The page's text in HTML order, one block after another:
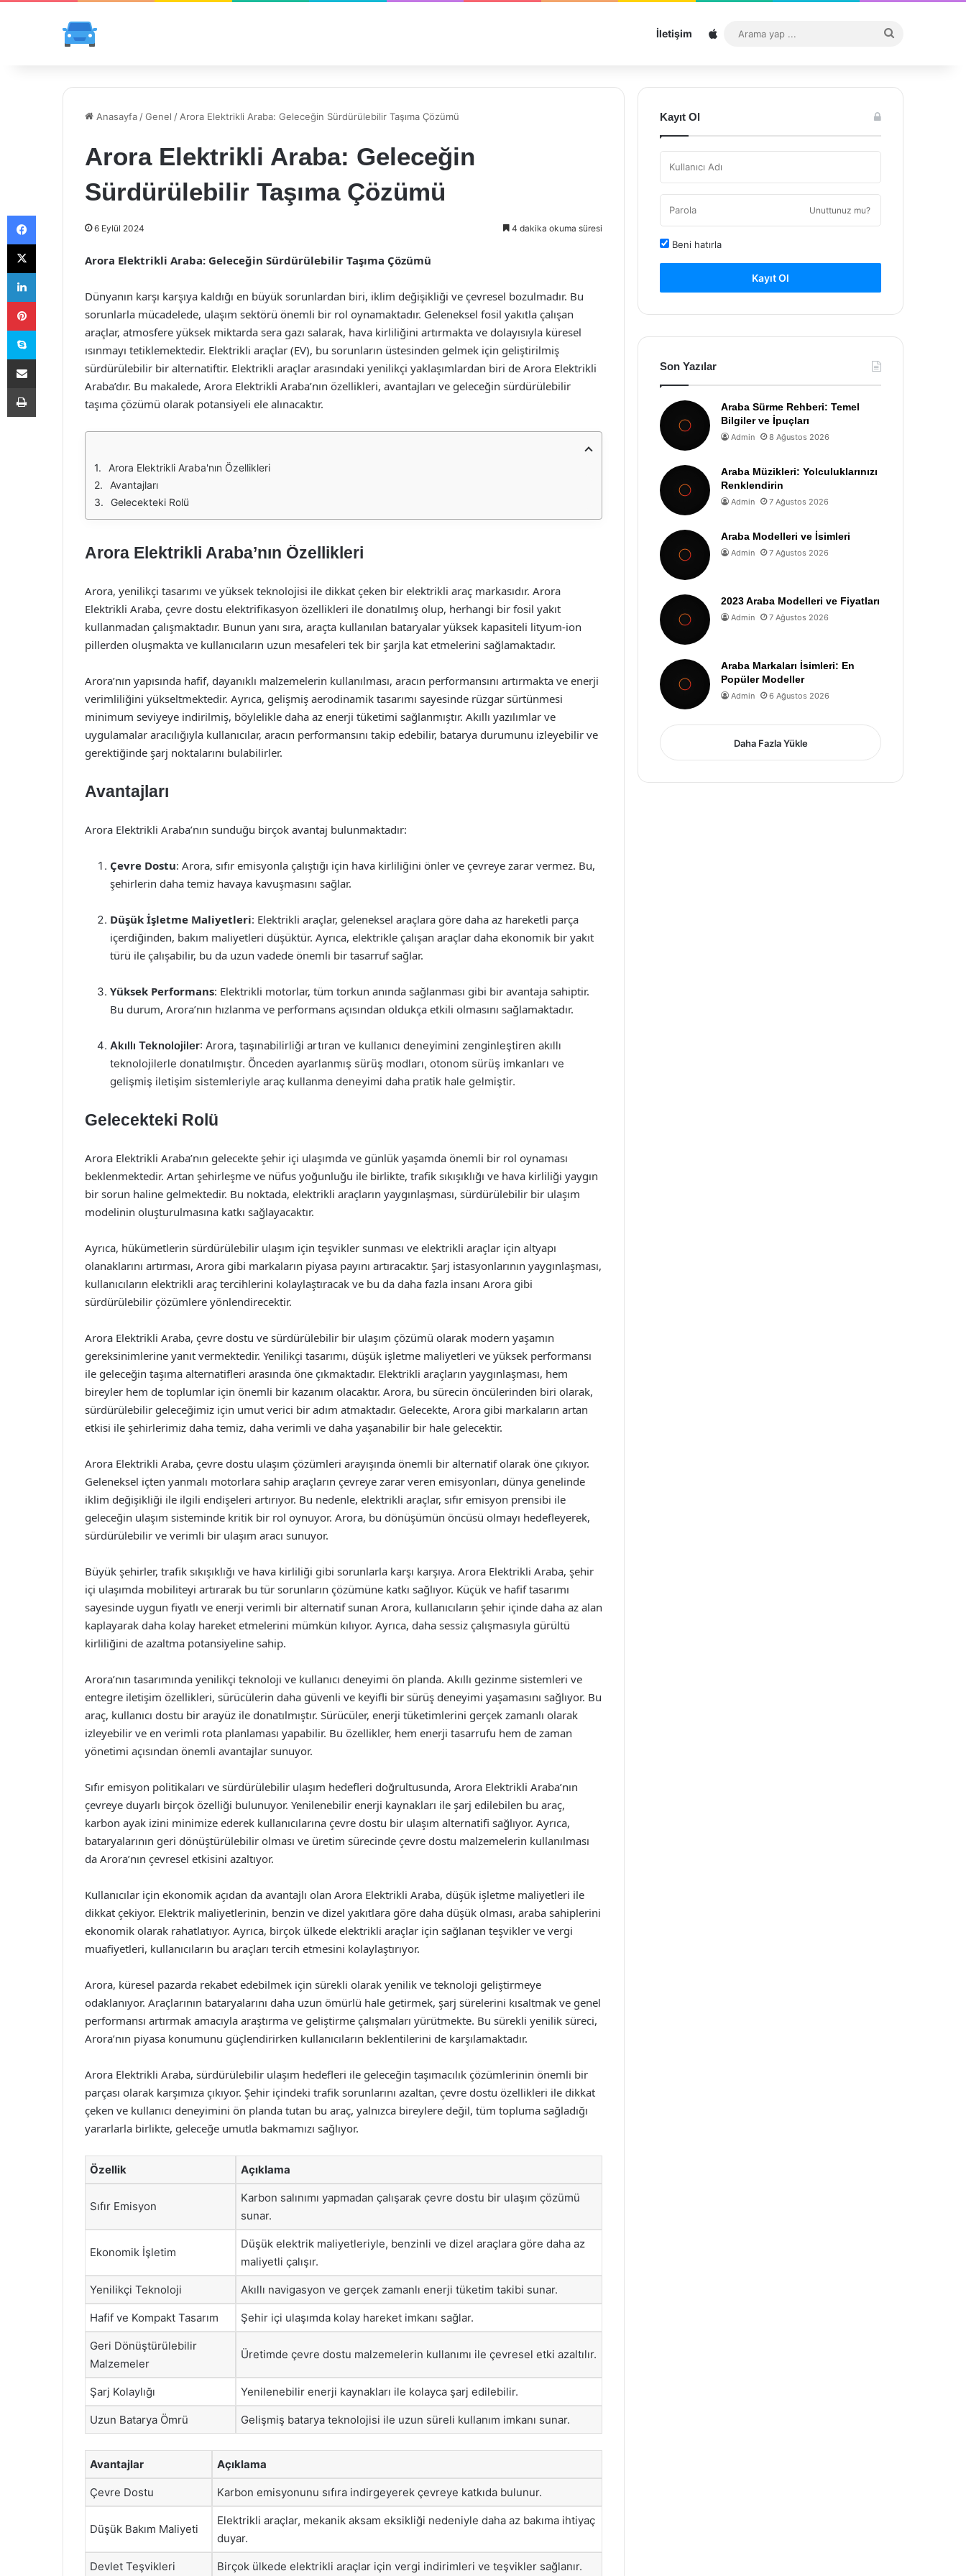
İletişim Sitemap
...
Anasayfa /Genel / Arora Elektrikli Araba: Geleceğin Sürdürülebilir Taşıma Çözümü
Arora Elektrikli Araba: Geleceğin
Sürdürülebilir Taşıma Çözümü
6 Eylül 2024 4 dakika okuma süresi
Arora Elektrikli Araba: Geleceğin Sürdürülebilir Taşıma Çözümü
Dünyanın karşı karşıya kaldığı en büyük sorunlardan biri, iklim değişikliği ve çevresel bozulmadır. Bu
sorunlarla mücadelede, ulaşım sektörü önemli bir rol oynamaktadır. Geleneksel fosil yakıtla çalışan
araçlar, atmosfere yüksek miktarda sera gazı salarak, hava kirliliğini artırmakta ve dolayısıyla küresel
ısınmayı tetiklemektedir. Elektrikli araçlar (EV), bu sorunların üstesinden gelmek için geliştirilmiş
sürdürülebilir bir alternatiftir. Elektrikli araçlar arasındaki yenilikçi yaklaşımlardan biri de Arora Elektrikli
Araba’dır. Bu makalede, Arora Elektrikli Araba’nın özellikleri, avantajları ve geleceğin sürdürülebilir
taşıma çözümü olarak potansiyeli ele alınacaktır.
Arora Elektrikli Araba'nın Özellikleri
Avantajları
Gelecekteki Rolü
Arora Elektrikli Araba’nın Özellikleri
Arora, yenilikçi tasarımı ve yüksek teknolojisi ile dikkat çeken bir elektrikli araç markasıdır. Arora
Elektrikli Araba, çevre dostu elektrifikasyon özellikleri ile donatılmış olup, herhangi bir fosil yakıt
kullanmadan çalışmaktadır. Bunun yanı sıra, araçta kullanılan bataryalar yüksek kapasiteli lityum-ion
pillerden oluşmakta ve kullanıcıların uzun mesafeleri tek bir şarjla kat etmelerini sağlamaktadır.
Arora’nın yapısında hafif, dayanıklı malzemelerin kullanılması, aracın performansını artırmakta ve enerji
verimliliğini yükseltmektedir. Ayrıca, gelişmiş aerodinamik tasarımı sayesinde rüzgar sürtünmesi
minimum seviyeye indirilmiş, böylelikle daha az enerji tüketimi sağlanmıştır. Akıllı yazılımlar ve
uygulamalar aracılığıyla kullanıcılar, aracın performansını takip edebilir, batarya durumunu izleyebilir ve
gerektiğinde şarj noktalarını bulabilirler.
Avantajları
Arora Elektrikli Araba’nın sunduğu birçok avantaj bulunmaktadır:
Çevre Dostu: Arora, sıfır emisyonla çalıştığı için hava kirliliğini önler ve çevreye zarar vermez. Bu,
şehirlerin daha temiz havaya kavuşmasını sağlar.
Düşük İşletme Maliyetleri: Elektrikli araçlar, geleneksel araçlara göre daha az hareketli parça
içerdiğinden, bakım maliyetleri düşüktür. Ayrıca, elektrikle çalışan araçlar daha ekonomik bir yakıt
türü ile çalışabilir, bu da uzun vadede önemli bir tasarruf sağlar.
Yüksek Performans: Elektrikli motorlar, tüm torkun anında sağlanması gibi bir avantaja sahiptir.
Bu durum, Arora’nın hızlanma ve performans açısından oldukça etkili olmasını sağlamaktadır.
Akıllı Teknolojiler: Arora, taşınabilirliği artıran ve kullanıcı deneyimini zenginleştiren akıllı
teknolojilerle donatılmıştır. Önceden ayarlanmış sürüş modları, otonom sürüş imkanları ve
gelişmiş iletişim sistemleriyle araç kullanma deneyimi daha pratik hale gelmiştir.
Gelecekteki Rolü
Arora Elektrikli Araba’nın gelecekte şehir içi ulaşımda ve günlük yaşamda önemli bir rol oynaması
beklenmektedir. Artan şehirleşme ve nüfus yoğunluğu ile birlikte, trafik sıkışıklığı ve hava kirliliği yaygın
bir sorun haline gelmektedir. Bu noktada, elektrikli araçların yaygınlaşması, sürdürülebilir bir ulaşım
modelinin oluşturulmasına katkı sağlayacaktır.
Ayrıca, hükümetlerin sürdürülebilir ulaşım için teşvikler sunması ve elektrikli araçlar için altyapı
olanaklarını artırması, Arora gibi markaların piyasa payını artıracaktır. Şarj istasyonlarının yaygınlaşması,
kullanıcıların elektrikli araç tercihlerini kolaylaştıracak ve bu da daha fazla insanı Arora gibi
sürdürülebilir çözümlere yönlendirecektir.
Arora Elektrikli Araba, çevre dostu ve sürdürülebilir bir ulaşım çözümü olarak modern yaşamın
gereksinimlerine yanıt vermektedir. Yenilikçi tasarımı, düşük işletme maliyetleri ve yüksek performansı
ile geleceğin taşıma alternatifleri arasında öne çıkmaktadır. Elektrikli araçların yaygınlaşması, hem
bireyler hem de toplumlar için önemli bir kazanım olacaktır. Arora, bu sürecin öncülerinden biri olarak,
sürdürülebilir geleceğimiz için umut verici bir adım atmaktadır. Gelecekte, Arora gibi markaların artan
etkisi ile şehirlerimiz daha temiz, daha verimli ve daha yaşanabilir bir hale gelecektir.
Arora Elektrikli Araba, çevre dostu ulaşım çözümleri arayışında önemli bir alternatif olarak öne çıkıyor.
Geleneksel içten yanmalı motorlara sahip araçların çevreye zarar veren emisyonları, dünya genelinde
iklim değişikliği ile ilgili endişeleri artırıyor. Bu nedenle, elektrikli araçlar, sıfır emisyon prensibi ile
geleceğin ulaşım sisteminde kritik bir rol oynuyor. Arora, bu dönüşümün öncüsü olmayı hedefleyerek,
sürdürülebilir ve verimli bir ulaşım aracı sunuyor.
Büyük şehirler, trafik sıkışıklığı ve hava kirliliği gibi sorunlarla karşı karşıya. Arora Elektrikli Araba, şehir
içi ulaşımda mobiliteyi artırarak bu tür sorunların çözümüne katkı sağlıyor. Küçük ve hafif tasarımı
sayesinde uygun fiyatlı ve enerji verimli bir alternatif sunan Arora, kullanıcıların şehir içinde daha az alan
kaplayarak daha kolay hareket etmelerini mümkün kılıyor. Ayrıca, daha sessiz çalışmasıyla gürültü
kirliliğini de azaltma potansiyeline sahip.
Arora’nın tasarımında yenilikçi teknoloji ve kullanıcı deneyimi ön planda. Akıllı gezinme sistemleri ve
entegre iletişim özellikleri, sürücülerin daha güvenli ve keyifli bir sürüş deneyimi yaşamasını sağlıyor. Bu
araç, kullanıcı dostu bir arayüz ile donatılmıştır. Sürücüler, enerji tüketimlerini gerçek zamanlı olarak
izleyebilir ve en verimli rota planlaması yapabilir. Bu özellikler, hem enerji tasarrufu hem de zaman
yönetimi açısından önemli avantajlar sunuyor.
Sıfır emisyon politikaları ve sürdürülebilir ulaşım hedefleri doğrultusunda, Arora Elektrikli Araba’nın
çevreye duyarlı birçok özelliği bulunuyor. Yenilenebilir enerji kaynakları ile şarj edilebilen bu araç,
karbon ayak izini minimize ederek kullanıcılarına çevre dostu bir ulaşım alternatifi sağlıyor. Ayrıca,
bataryalarının geri dönüştürülebilir olması ve üretim sürecinde çevre dostu malzemelerin kullanılması
da Arora’nın çevresel etkisini azaltıyor.
Kullanıcılar için ekonomik açıdan da avantajlı olan Arora Elektrikli Araba, düşük işletme maliyetleri ile
dikkat çekiyor. Elektrik maliyetlerinin, benzin ve dizel yakıtlara göre daha düşük olması, araba sahiplerini
ekonomik olarak rahatlatıyor. Ayrıca, birçok ülkede elektrikli araçlar için sağlanan teşvikler ve vergi
muafiyetleri, kullanıcıların bu araçları tercih etmesini kolaylaştırıyor.
Arora, küresel pazarda rekabet edebilmek için sürekli olarak yenilik ve teknoloji geliştirmeye
odaklanıyor. Araçlarının bataryalarını daha uzun ömürlü hale getirmek, şarj sürelerini kısaltmak ve genel
performansı artırmak amacıyla araştırma ve geliştirme çalışmaları yürütmekte. Bu sürekli yenilik süreci,
Arora’nın piyasa konumunu güçlendirirken kullanıcıların beklentilerini de karşılamaktadır.
Arora Elektrikli Araba, sürdürülebilir ulaşım hedefleri ile geleceğin taşımacılık çözümlerinin önemli bir
parçası olarak karşımıza çıkıyor. Şehir içindeki trafik sorunlarını azaltan, çevre dostu özellikleri ile dikkat
çeken ve kullanıcı deneyimini ön planda tutan bu araç, yalnızca bireylere değil, tüm topluma sağladığı
yararlarla birlikte, geleceğe umutla bakmamızı sağlıyor.
Özellik Açıklama
Sıfır Emisyon
Karbon salınımı yapmadan çalışarak çevre dostu bir ulaşım çözümü
sunar.
Ekonomik İşletim
Düşük elektrik maliyetleriyle, benzinli ve dizel araçlara göre daha az
maliyetli çalışır.
Yenilikçi Teknoloji Akıllı navigasyon ve gerçek zamanlı enerji tüketim takibi sunar.
Hafif ve Kompakt Tasarım Şehir içi ulaşımda kolay hareket imkanı sağlar.
Geri Dönüştürülebilir
Malzemeler
Üretimde çevre dostu malzemelerin kullanımı ile çevresel etki azaltılır.
Şarj Kolaylığı Yenilenebilir enerji kaynakları ile kolayca şarj edilebilir.
Uzun Batarya Ömrü Gelişmiş batarya teknolojisi ile uzun süreli kullanım imkanı sunar.
Avantajlar Açıklama
Çevre Dostu Karbon emisyonunu sıfıra indirgeyerek çevreye katkıda bulunur.
Düşük Bakım Maliyeti
Elektrikli araçlar, mekanik aksam eksikliği nedeniyle daha az bakıma ihtiyaç
duyar.
Devlet Teşvikleri Birçok ülkede elektrikli araçlar için vergi indirimleri ve teşvikler sağlanır.
Kayıt Ol
Unuttunuz mu?
Beni hatırla
Kayıt Ol
Son Yazılar
Araba Sürme Rehberi: Temel
Bilgiler ve İpuçları
Admin 8 Ağustos 2026
Araba Müzikleri: Yolculuklarınızı
Renklendirin
Admin 7 Ağustos 2026
Araba Modelleri ve İsimleri
Admin 7 Ağustos 2026
2023 Araba Modelleri ve Fiyatları
Admin 7 Ağustos 2026
Araba Markaları İsimleri: En
Popüler Modeller
Admin 6 Ağustos 2026
Daha Fazla Yükle
Facebook
X
LinkedIn
Pinterest
Skype
E-Posta ile paylaş